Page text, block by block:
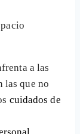
a las
las que no
cuidados de